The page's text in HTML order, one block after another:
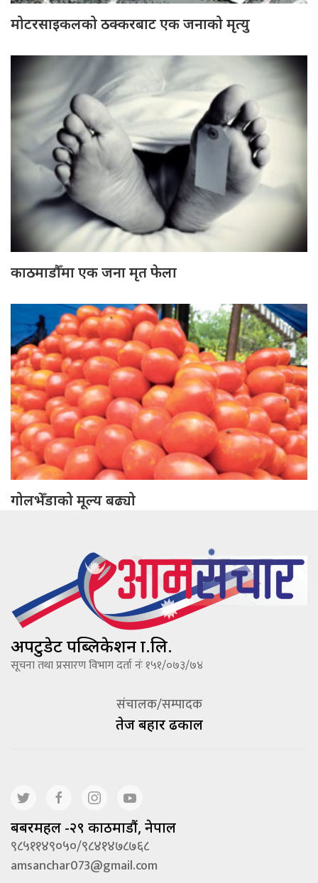
मोटरसाइकलको ठक्करबाट एक जनाको मृत्यु
काठमाडौँमा एक जना मृत फेला
गोलभेँडाको मूल्य बढ्यो
अपटुडेट पब्लिकेशन प्रा.लि.
सूचना तथा प्रसारण विभाग दर्ता नंः १५१/०७३/७४
संचालक/सम्पादक
तेज बहादूर ढकाल
बबरमहल -२९ काठमाडौं, नेपाल
९८५११४९०५०/९८४१४७८७६८
amsanchar073@gmail.com